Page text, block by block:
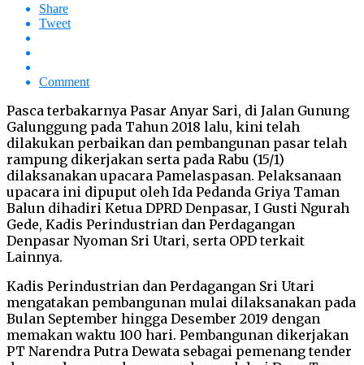
Share
Tweet
Comment
Pasca terbakarnya Pasar Anyar Sari, di Jalan Gunung
Galunggung pada Tahun 2018 lalu, kini telah
dilakukan perbaikan dan pembangunan pasar telah
rampung dikerjakan serta pada Rabu (15/1)
dilaksanakan upacara Pamelaspasan. Pelaksanaan
upacara ini dipuput oleh Ida Pedanda Griya Taman
Balun dihadiri Ketua DPRD Denpasar, I Gusti Ngurah
Gede, Kadis Perindustrian dan Perdagangan
Denpasar Nyoman Sri Utari, serta OPD terkait
Lainnya.
Kadis Perindustrian dan Perdagangan Sri Utari
mengatakan pembangunan mulai dilaksanakan pada
Bulan September hingga Desember 2019 dengan
memakan waktu 100 hari. Pembangunan dikerjakan
PT Narendra Putra Dewata sebagai pemenang tender